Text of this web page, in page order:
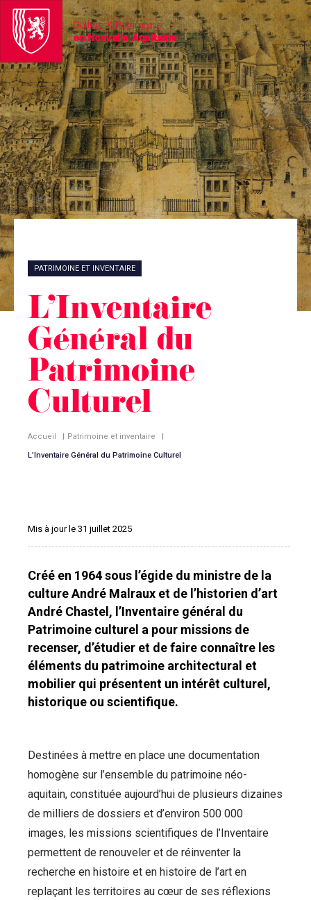
Culture & Patrimoine
en Nouvelle-Aquitaine
PATRIMOINE ET INVENTAIRE
L’Inventaire
Général du
Patrimoine
Culturel
Accueil | Patrimoine et inventaire |
L’Inventaire Général du Patrimoine Culturel
Mis à jour le 31 juillet 2025
Créé en 1964 sous l’égide du ministre de la
culture André Malraux et de l’historien d’art
André Chastel, l’Inventaire général du
Patrimoine culturel a pour missions de
recenser, d’étudier et de faire connaître les
éléments du patrimoine architectural et
mobilier qui présentent un intérêt culturel,
historique ou scientifique.
Destinées à mettre en place une documentation
homogène sur l’ensemble du patrimoine néo-
aquitain, constituée aujourd’hui de plusieurs dizaines
de milliers de dossiers et d’environ 500 000
images, les missions scientifiques de l’Inventaire
permettent de renouveler et de réinventer la
recherche en histoire et en histoire de l’art en
replaçant les territoires au cœur de ses réflexions